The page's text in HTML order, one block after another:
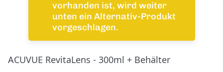
vorhanden ist, wird weiter
unten ein Alternativ-Produkt
vorgeschlagen.
ACUVUE RevitaLens - 300ml + Behälter